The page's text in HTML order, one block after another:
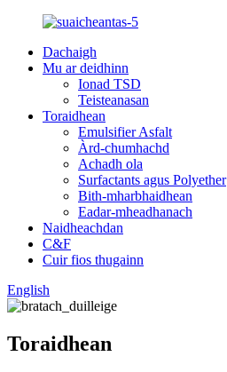
Dachaigh
Mu ar deidhinn
Ionad TSD
Teisteanasan
Toraidhean
Emulsifier Asfalt
Àrd-chumhachd
Achadh ola
Surfactants agus Polyether
Bith-mharbhaidhean
Eadar-mheadhanach
Naidheachdan
C&F
Cuir fios thugainn
English
Toraidhean